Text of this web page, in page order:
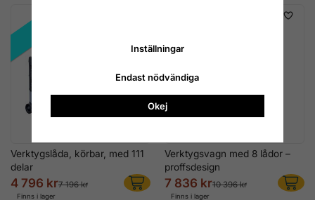
REA!
Verktygslåda, körbar, med 111
delar
4 796 kr7 196 kr
Finns i lager
Verktygsvagn med 8 lådor –
proffsdesign
7 836 kr10 396 kr
Finns i lager
Inställningar
Endast nödvändiga
Okej